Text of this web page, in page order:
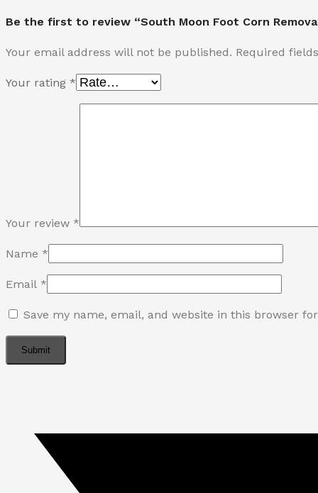
Be the first to review “South Moon Foot Corn
Your email address will not be published. Required
Your rating *
Your review *
Name *
Email *
Save my name, email, and website in this browser